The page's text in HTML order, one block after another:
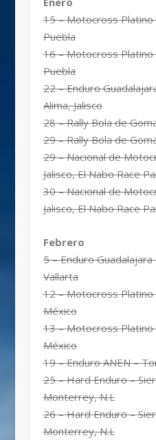
15 – Motocross Platino
Puebla
16 – Motocross Platino
Puebla
22 – Enduro
Alima, Jalisco
28 – Rally Bola de
29 – Rally Bola de
29 – Nacional de
Jalisco, El Nabo Race
30 – Nacional de
Jalisco, El Nabo Race
Febrero
5 – Enduro
Vallarta
12 – Motocross Platino
México
13 – Motocross Platino
México
19 – Enduro ANEN –
25 – Hard Enduro –
Monterrey, N.L
26 – Hard Enduro –
Monterrey, N.L